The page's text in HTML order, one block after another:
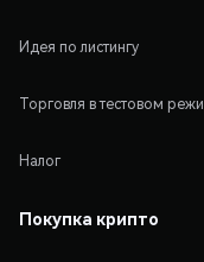
Идея по листингу
Торговля в тестовом
Налог
Покупка крипто